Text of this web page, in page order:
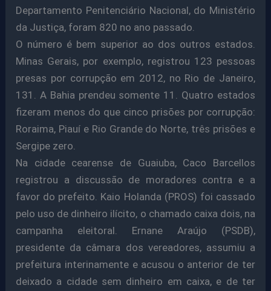
Departamento Penitenciário Nacional, do Ministério
da Justiça, foram 820 no ano passado.
O número é bem superior ao dos outros estados.
Minas Gerais, por exemplo, registrou 123 pessoas
presas por corrupção em 2012, no Rio de Janeiro,
131. A Bahia prendeu somente 11. Quatro estados
fizeram menos do que cinco prisões por corrupção:
Roraima, Piauí e Rio Grande do Norte, três prisões e
Sergipe zero.
Na cidade cearense de Guaiuba, Caco Barcellos
registrou a discussão de moradores contra e a
favor do prefeito. Kaio Holanda (PROS) foi cassado
pelo uso de dinheiro ilícito, o chamado caixa dois, na
campanha eleitoral. Ernane Araújo (PSDB),
presidente da câmara dos vereadores, assumiu a
prefeitura interinamente e acusou o anterior de ter
deixado a cidade sem dinheiro em caixa, e de ter